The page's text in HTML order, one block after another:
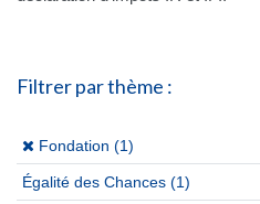
Filtrer par thème :
(x)
Fondation (1)
Égalité des Chances (1)